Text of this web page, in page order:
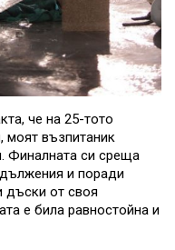
че на 25-тото
моят възпитаник
Финалната си среща
и поради
дъски от своя
е била равностойна и